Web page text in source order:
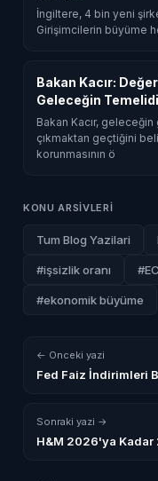
İngiltere, 4 bin yeni
Girişimcilerin büyüme
Bakan Kacır:
Geleceğin
Bakan Kacır,
çıkmaktan geçtiğini
korunmasının ö
KONU ARSIVLERI
Tum Blog Yazilari
#işsizlik oranı
#ekonomik büyüme
← Onceki yazi
Fed Faiz İndirimleri
Sonraki yazi →
H&M 2026'ya Kadar